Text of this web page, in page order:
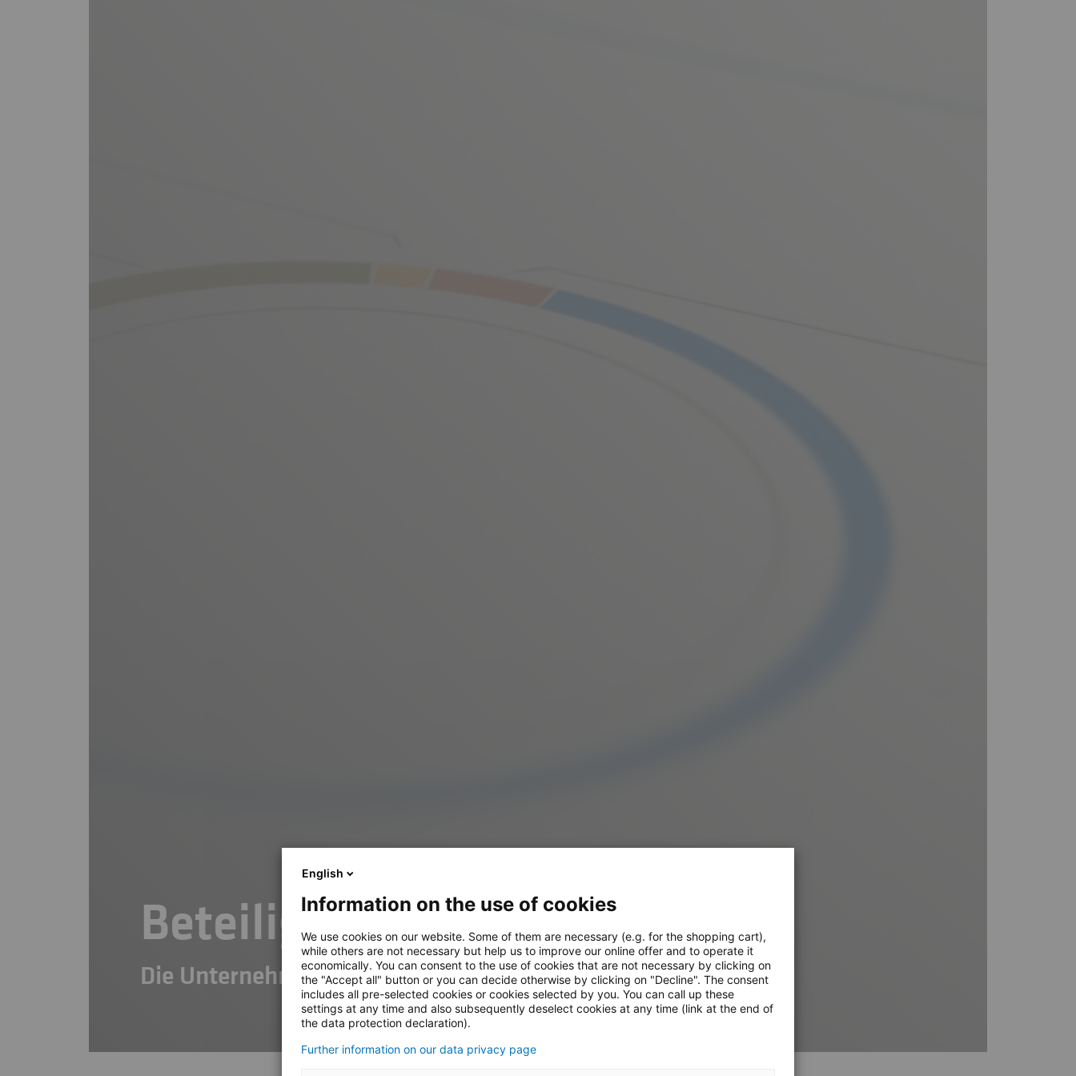
Beteiligungen
Die Unternehmen des Konzerns
English
Information on the use of cookies
We use cookies on our website. Some of them are necessary (e.g. for the shopping cart),
while others are not necessary but help us to improve our online offer and to operate it
economically. You can consent to the use of cookies that are not necessary by clicking on
the "Accept all" button or you can decide otherwise by clicking on "Decline". The consent
includes all pre-selected cookies or cookies selected by you. You can call up these
settings at any time and also subsequently deselect cookies at any time (link at the end of
the data protection declaration).
Further information on our data privacy page